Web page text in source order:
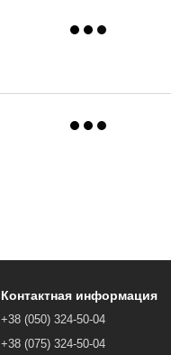
Контактная информация
+38 (050) 324-50-04
+38 (075) 324-50-04